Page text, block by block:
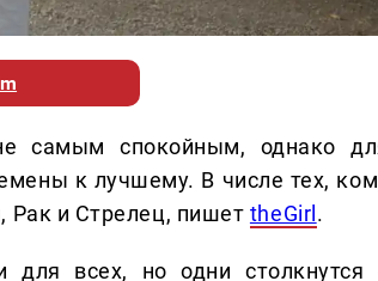
самым спокойным, однако
к лучшему. В числе тех,
Рак и Стрелец, пишет theGirl.
всех, но одни столкнутся